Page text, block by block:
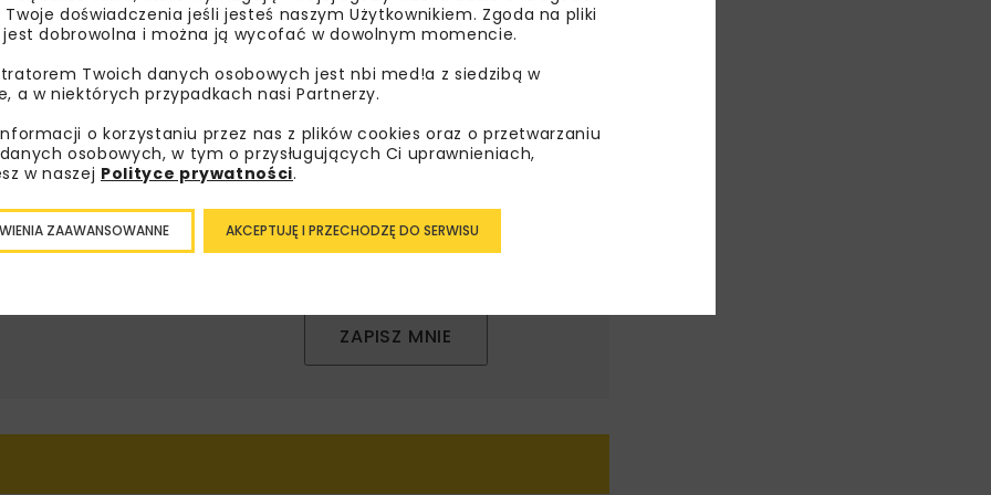
wiedzieć więcej?
się do newslettera aby otrzymywać od nas
informacje branżowe, zaproszenia na
atrakcyjne oferty i dedykowane akcje
Polityką Prywatności Regulaminem
ZAPISZ MNIE
doświadczenia jeśli jesteś naszym Użytkownikiem. Zgoda na pliki
dobrowolna i można ją wycofać w dowolnym momencie.
Twoich danych osobowych jest nbi med!a z siedzibą w
a w niektórych przypadkach nasi Partnerzy.
o korzystaniu przez nas z plików cookies oraz o przetwarzaniu
osobowych, w tym o przysługujących Ci uprawnieniach,
w naszej Polityce prywatności.
AKCEPTUJĘ I PRZECHODZĘ DO SERWISU
ZAAWANSOWANNE